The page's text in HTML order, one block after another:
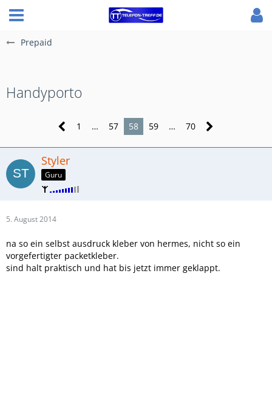
Prepaid
Handyporto
1 … 57 58 59 … 70
Styler
Guru
5. August 2014
na so ein selbst ausdruck kleber von hermes, nicht so ein
vorgefertigter packetkleber.
sind halt praktisch und hat bis jetzt immer geklappt.